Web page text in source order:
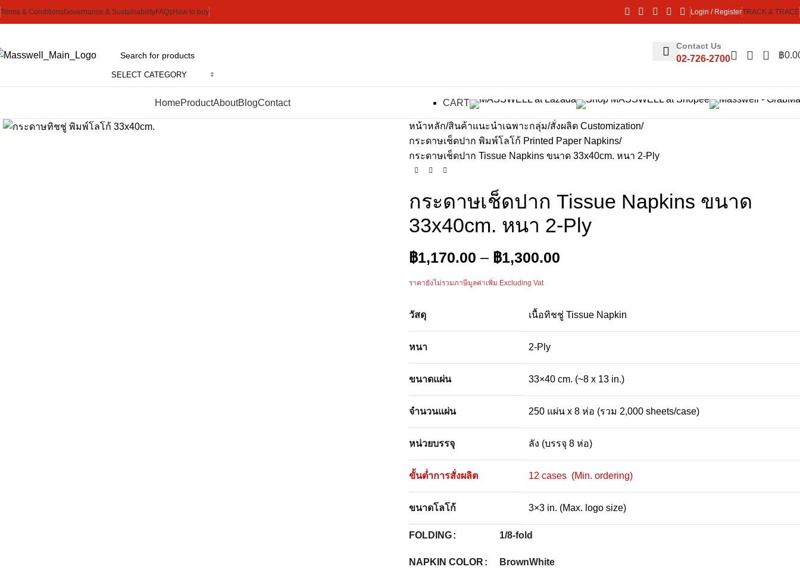
Terms & ConditionsGovernance & SustainabilityFAQsHow to buy Login / RegisterTRACK & TRACE
SELECT CATEGORY
Contact Us
02-726-2700
0 ฿
HomeProductAboutBlogContact CART
หน้าหลัก สินค้าแนะนำเฉพาะกลุ่ม สั่งผลิต Customization
กระดาษเช็ดปาก พิมพ์โลโก้ Printed Paper Napkins
กระดาษเช็ดปาก Tissue Napkins ขนาด 33x40cm. หนา 2-Ply
กระดาษเช็ดปาก Tissue Napkins ขนาด
33x40cm. หนา 2-Ply
฿1,170.00 – ฿1,300.00
ราคายังไม่รวมภาษีมูลค่าเพิ่ม Excluding Vat
วัสดุ เนื้อทิชชู่ Tissue Napkin
หนา 2-Ply
ขนาดแผ่น 33×40 cm. (~8 x 13 in.)
จำนวนแผ่น 250 แผ่น x 8 ห่อ (รวม 2,000 sheets/case)
หน่วยบรรจุ ลัง (บรรจุ 8 ห่อ)
ขั้นต่ำการสั่งผลิต 12 cases (Min. ordering)
ขนาดโลโก้ 3×3 in. (Max. logo size)
FOLDING 1/8-fold
NAPKIN COLOR BrownWhite